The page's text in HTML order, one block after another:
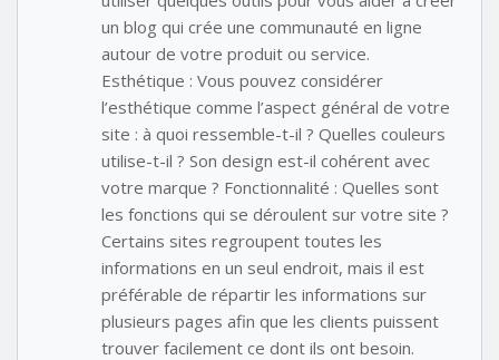
un blog qui crée une communauté en ligne
autour de votre produit ou service.
Esthétique : Vous pouvez considérer
l’esthétique comme l’aspect général de votre
site : à quoi ressemble-t-il ? Quelles couleurs
utilise-t-il ? Son design est-il cohérent avec
votre marque ? Fonctionnalité : Quelles sont
les fonctions qui se déroulent sur votre site ?
Certains sites regroupent toutes les
informations en un seul endroit, mais il est
préférable de répartir les informations sur
plusieurs pages afin que les clients puissent
trouver facilement ce dont ils ont besoin.